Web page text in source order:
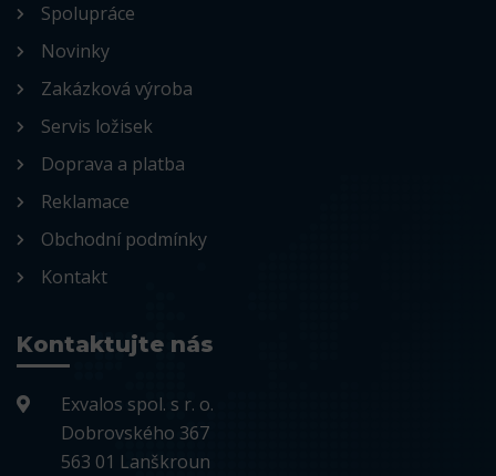
Spolupráce
Novinky
Zakázková výroba
Servis ložisek
Doprava a platba
Reklamace
Obchodní podmínky
Kontakt
Kontaktujte nás
Exvalos spol. s r. o.
Dobrovského 367
563 01 Lanškroun